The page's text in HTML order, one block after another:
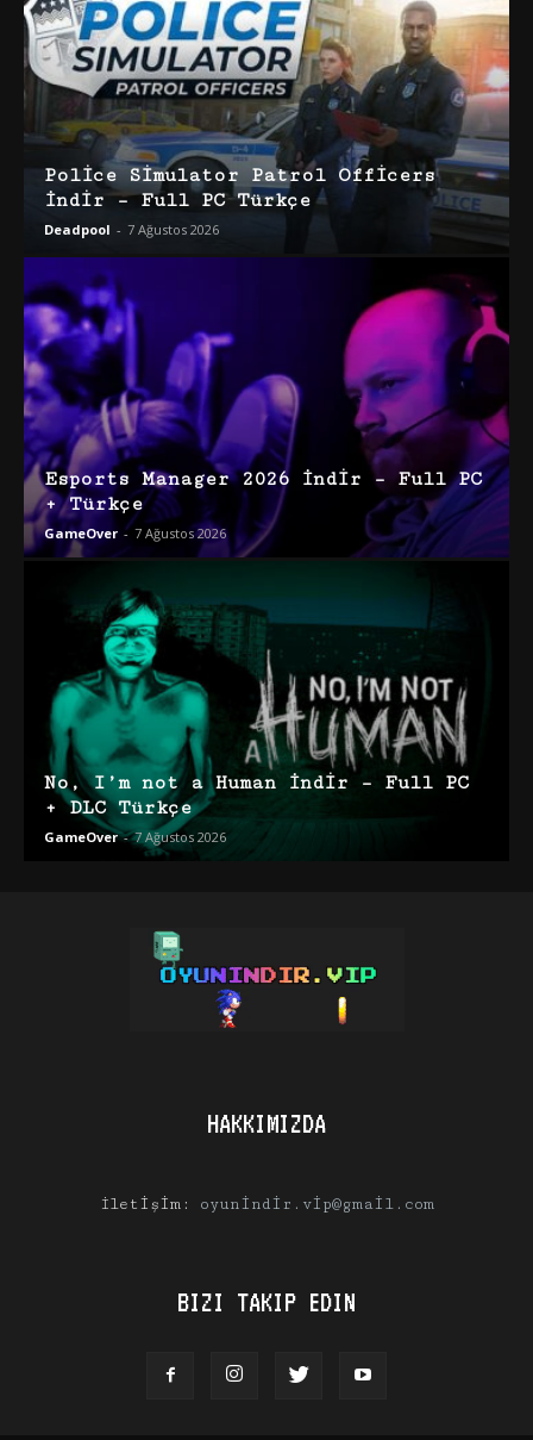
Police Simulator Patrol Officers
İndir – Full PC Türkçe
Deadpool - 7 Ağustos 2026
Esports Manager 2026 İndir – Full PC
+ Türkçe
GameOver - 7 Ağustos 2026
No, I’m not a Human İndir – Full PC
+ DLC Türkçe
GameOver - 7 Ağustos 2026
HAKKIMIZDA
İletişim: oyunindir.vip@gmail.com
BIZI TAKIP EDIN